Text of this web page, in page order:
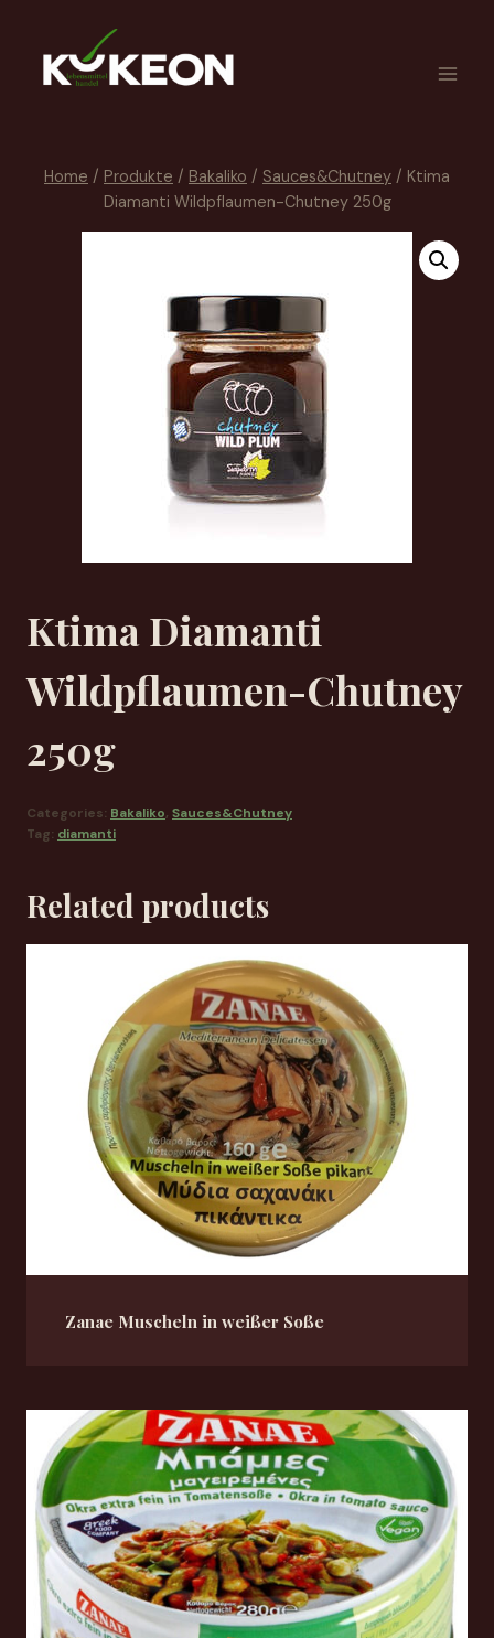
Home / Produkte / Bakaliko / Sauces&Chutney / Ktima
Diamanti Wildpflaumen-Chutney 250g
Ktima Diamanti
Wildpflaumen-Chutney
250g
Categories: Bakaliko, Sauces&Chutney
Tag: diamanti
Related products
Zanae Muscheln in weißer Soße